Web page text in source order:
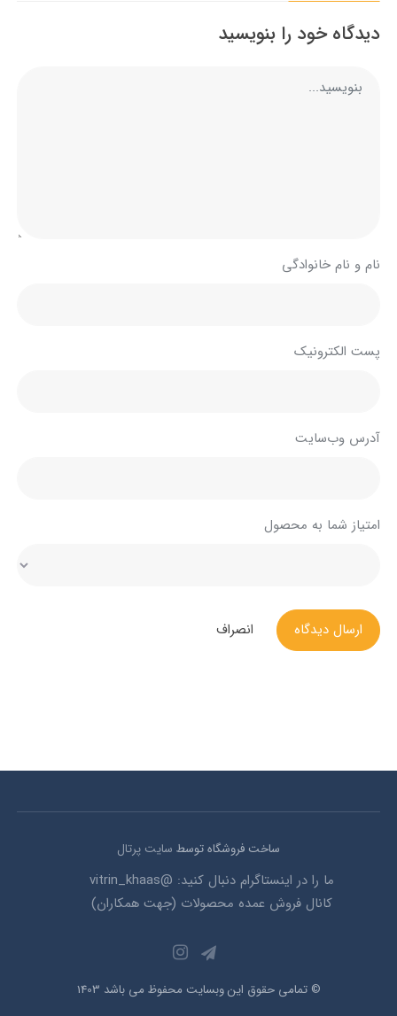
دیدگاه خود را بنویسید
نام و نام خانوادگی
پست الکترونیک
آدرس وب‌سایت
امتیاز شما به محصول
ارسال دیدگاه انصراف
ساخت فروشگاه توسط سایت پرتال
ما را در اینستاگرام دنبال کنید: @vitrin_khaas
کانال فروش عمده محصولات (جهت همکاران)
© تمامی حقوق این وبسایت محفوظ می باشد 1403